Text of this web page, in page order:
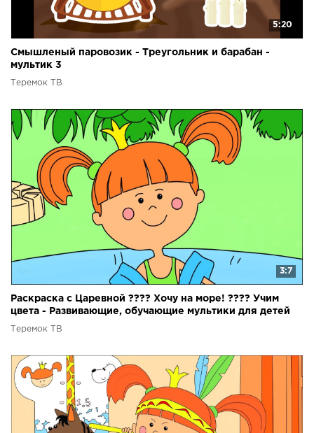
5:20
Смышленый паровозик - Треугольник и барабан -
мультик 3
Теремок ТВ
3:7
Раскраска с Царевной ???? Хочу на море! ???? Учим
цвета - Развивающие, обучающие мультики для детей
Теремок ТВ